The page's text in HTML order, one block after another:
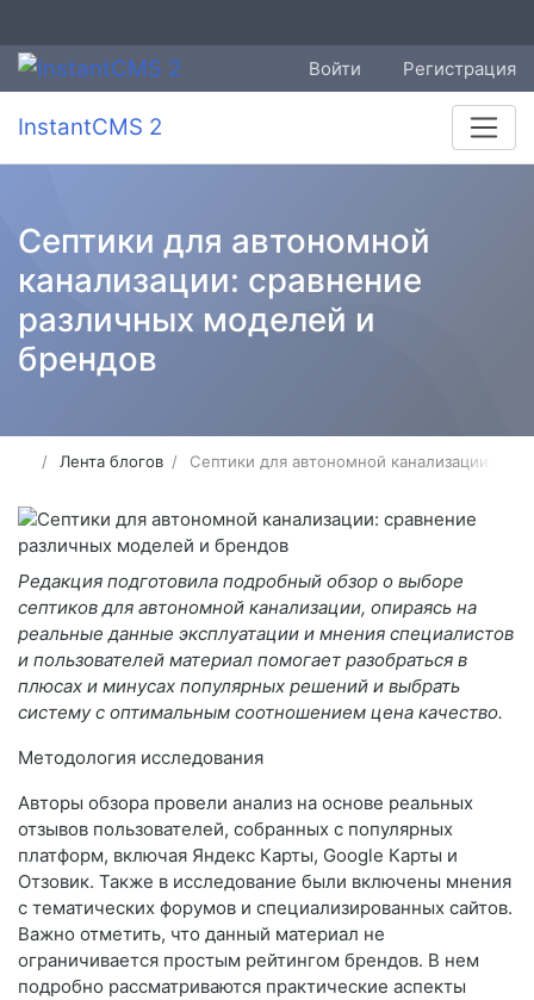
Войти Регистрация
InstantCMS 2
Септики для автономной
канализации: сравнение
различных моделей и
брендов
Лента блогов Септики для автономной канализации:
Редакция подготовила подробный обзор о выборе
септиков для автономной канализации, опираясь на
реальные данные эксплуатации и мнения специалистов
и пользователей материал помогает разобраться в
плюсах и минусах популярных решений и выбрать
систему с оптимальным соотношением цена качество.
Методология исследования
Авторы обзора провели анализ на основе реальных
отзывов пользователей, собранных с популярных
платформ, включая Яндекс Карты, Google Карты и
Отзовик. Также в исследование были включены мнения
с тематических форумов и специализированных сайтов.
Важно отметить, что данный материал не
ограничивается простым рейтингом брендов. В нем
подробно рассматриваются практические аспекты